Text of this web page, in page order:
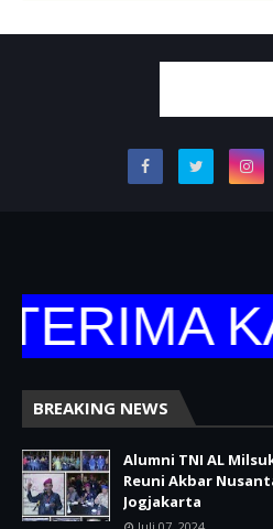
BREAKING NEWS
Alumni TNI AL
Reuni Akbar
Jogjakarta